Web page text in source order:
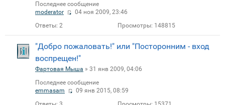
Последнее сообщение
moderator
04 ноя 2009, 23:46
Ответы: 2 Просмотры: 148815
"Добро пожаловать!" или "Посторонним - вход
воспрещен!"
Фартовая Мыша » 31 янв 2009, 04:06
Последнее сообщение
emmasam
09 янв 2015, 08:59